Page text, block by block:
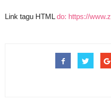
Link tagu HTMLdo: https://